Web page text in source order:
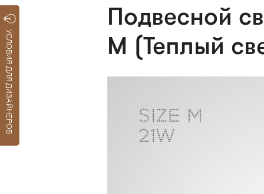
УСЛОВИЯ ДЛЯ ДИЗАЙНЕРОВ
Подвесной
M (Теплый